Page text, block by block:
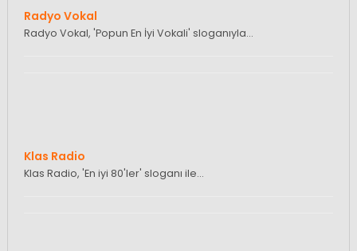
Radyo Vokal
Radyo Vokal, 'Popun En İyi Vokali' sloganıyla…
Klas Radio
Klas Radio, 'En iyi 80'ler' sloganı ile…